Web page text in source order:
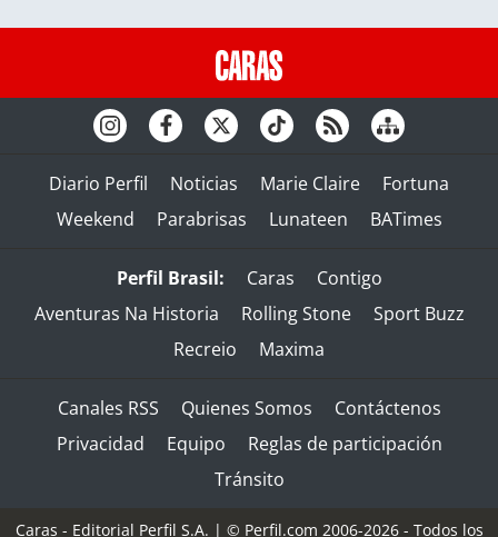
Diario Perfil Noticias Marie Claire
Fortuna
Weekend
Parabrisas Lunateen BATimes
Perfil Brasil: Caras
Contigo
Aventuras Na Historia
Rolling Stone
Sport Buzz
Recreio
Maxima
Canales RSS Quienes Somos
Contáctenos
Privacidad
Equipo
Reglas de participación
Tránsito
Caras - Editorial Perfil S.A. | © Perfil.com 2006-2026 - Todos los